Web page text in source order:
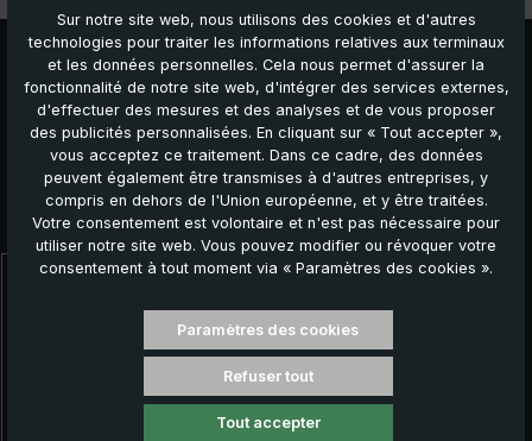
Autres produits que vous pourriez aimer :
Sur notre site web, nous utilisons des cookies et d'autres
technologies pour traiter les informations relatives aux terminaux
et les données personnelles. Cela nous permet d'assurer la
fonctionnalité de notre site web, d'intégrer des services externes,
d'effectuer des mesures et des analyses et de vous proposer
des publicités personnalisées. En cliquant sur « Tout accepter »,
vous acceptez ce traitement. Dans ce cadre, des données
peuvent également être transmises à d'autres entreprises, y
compris en dehors de l'Union européenne, et y être traitées.
Votre consentement est volontaire et n'est pas nécessaire pour
utiliser notre site web. Vous pouvez modifier ou révoquer votre
consentement à tout moment via « Paramètres des cookies ».
Paramètres des cookies
Refuser tout
Tout accepter